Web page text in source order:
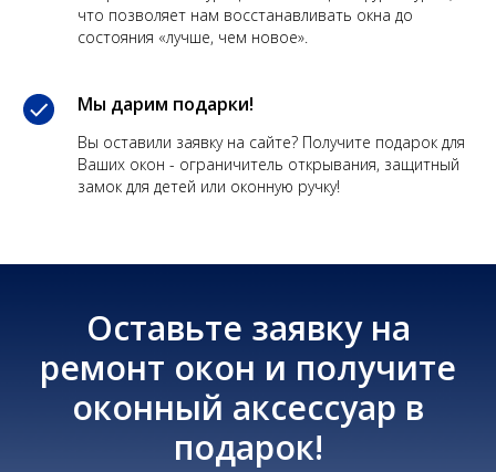
что позволяет нам восстанавливать окна до
состояния «лучше, чем новое».
Мы дарим подарки!
Вы оставили заявку на сайте? Получите подарок для
Ваших окон - ограничитель открывания, защитный
замок для детей или оконную ручку!
Оставьте заявку на
ремонт окон и получите
оконный аксессуар в
подарок!